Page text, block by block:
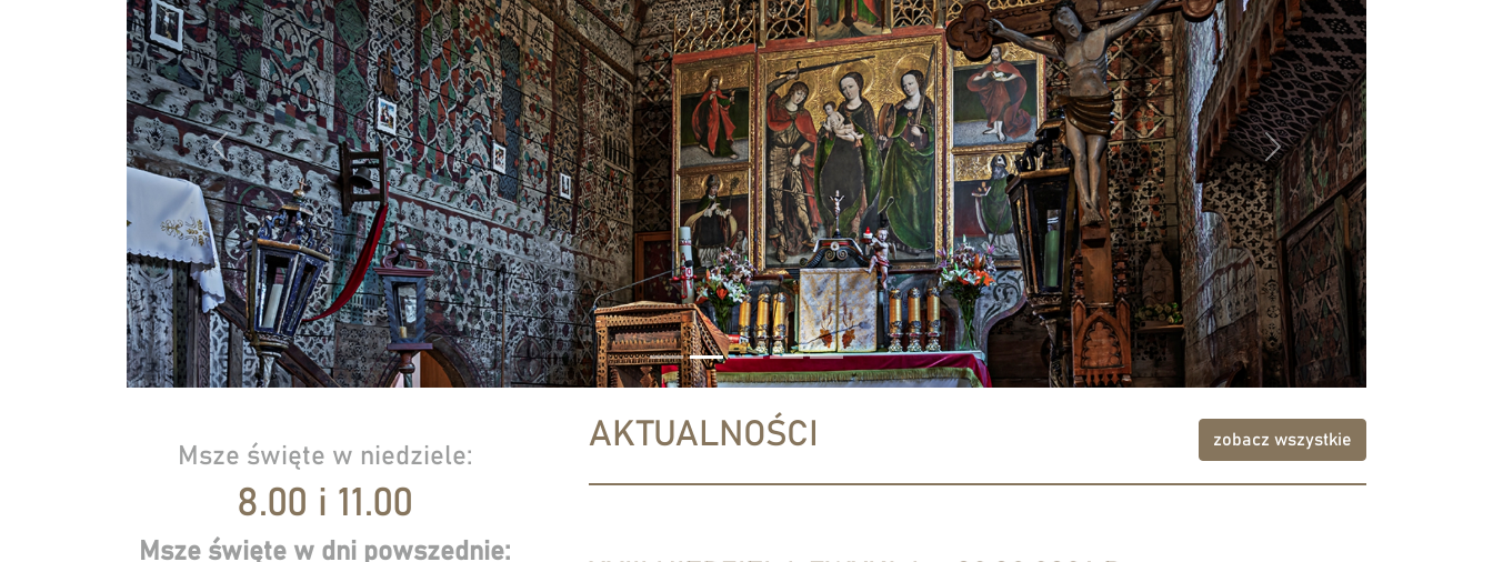
Previous Next
Msze święte w niedziele:
8.00 i 11.00
Msze święte w dni powszednie:
AKTUALNOŚCI zobacz wszystkie